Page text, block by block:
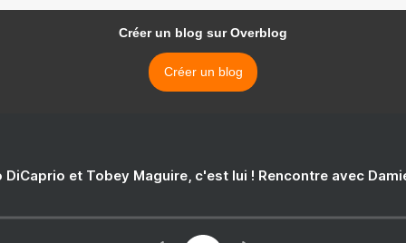
Créer un blog sur Overblog
Créer un blog
DiCaprio et Tobey Maguire, c'est lui ! Rencontre avec